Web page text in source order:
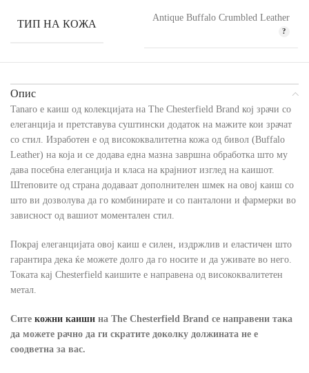
ТИП НА КОЖА Antique Buffalo Crumbled Leather
Опис
Tanaro е каиш од колекцијата на The Chesterfield Brand кој зрачи со
елеганција и претставува суштински додаток на мажите кои зрачат
со стил. Изработен е од висококвалитетна кожа од бивол (Buffalo
Leather) на која и се додава една мазна завршна обработка што му
дава посебна елеганција и класа на крајниот изглед на каишот.
Штеповите од страна додаваат дополнителен шмек на овој каиш со
што ви дозволува да го комбинирате и со панталони и фармерки во
зависност од вашиот моментален стил.
Покрај елеганцијата овој каиш е силен, издржлив и еластичен што
гарантира дека ќе можете долго да го носите и да уживате во него.
Токата кај Chesterfield каишите е направена од висококвалитетен
метал.
Сите кожни каиши на The Chesterfield Brand се направени така
да можете рачно да ги скратите доколку должината не е
соодветна за вас.